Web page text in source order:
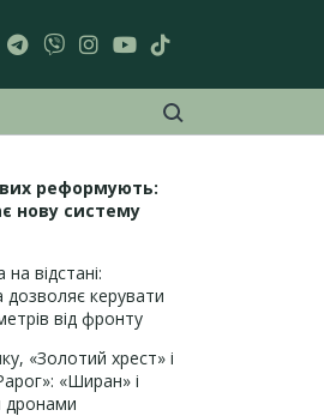
реформують:
нову систему
відстані:
керувати
від фронту
«Золотий хрест» і
«Ширан» і
дронами